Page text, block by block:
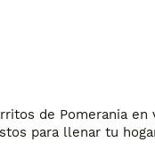
de Pomerania
para llenar tu